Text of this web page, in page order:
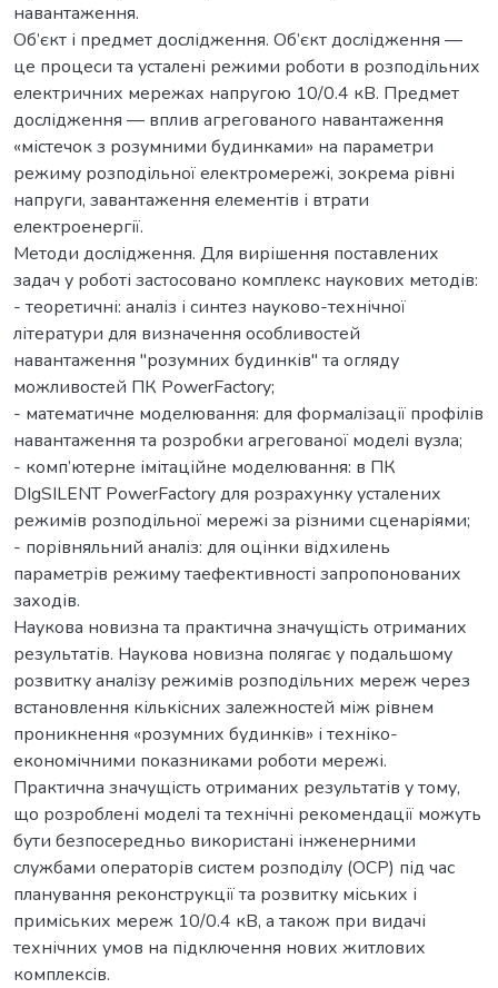
навантаження.
Об’єкт і предмет дослідження. Об’єкт дослідження —
це процеси та усталені режими роботи в розподільних
електричних мережах напругою 10/0.4 кВ. Предмет
дослідження — вплив агрегованого навантаження
«містечок з розумними будинками» на параметри
режиму розподільної електромережі, зокрема рівні
напруги, завантаження елементів і втрати
електроенергії.
Методи дослідження. Для вирішення поставлених
задач у роботі застосовано комплекс наукових методів:
- теоретичні: аналіз і синтез науково-технічної
літератури для визначення особливостей
навантаження "розумних будинків" та огляду
можливостей ПК PowerFactory;
- математичне моделювання: для формалізації профілів
навантаження та розробки агрегованої моделі вузла;
- комп’ютерне імітаційне моделювання: в ПК
DIgSILENT PowerFactory для розрахунку усталених
режимів розподільної мережі за різними сценаріями;
- порівняльний аналіз: для оцінки відхилень
параметрів режиму таефективності запропонованих
заходів.
Наукова новизна та практична значущість отриманих
результатів. Наукова новизна полягає у подальшому
розвитку аналізу режимів розподільних мереж через
встановлення кількісних залежностей між рівнем
проникнення «розумних будинків» і техніко-
економічними показниками роботи мережі.
Практична значущість отриманих результатів у тому,
що розроблені моделі та технічні рекомендації можуть
бути безпосередньо використані інженерними
службами операторів систем розподілу (ОСР) під час
планування реконструкції та розвитку міських і
приміських мереж 10/0.4 кВ, а також при видачі
технічних умов на підключення нових житлових
комплексів.